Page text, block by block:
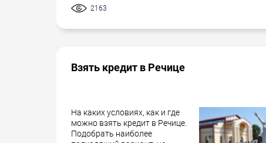
2163
Взять кредит в Речице
На каких условиях, как и где
можно взять кредит в Речице.
Подобрать наиболее